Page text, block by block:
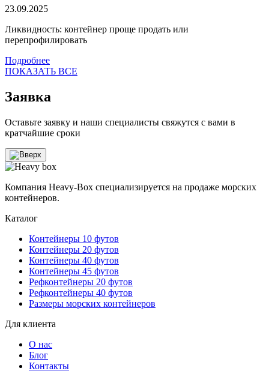
23.09.2025
Ликвидность: контейнер проще продать или
перепрофилировать
Подробнее
ПОКАЗАТЬ ВСЕ
Заявка
Оставьте заявку и наши специалисты свяжутся с вами в
кратчайшие сроки
Компания Heavy-Box специализируется на продаже морских
контейнеров.
Каталог
Контейнеры 10 футов
Контейнеры 20 футов
Контейнеры 40 футов
Контейнеры 45 футов
Рефконтейнеры 20 футов
Рефконтейнеры 40 футов
Размеры морских контейнеров
Для клиента
О нас
Блог
Контакты